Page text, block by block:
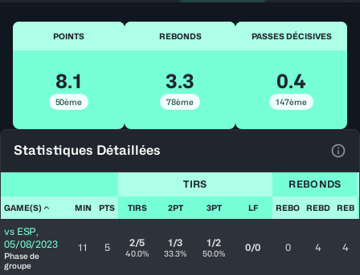
POINTS
8.1
50ème
REBONDS
3.3
78ème
PASSES DÉCISIVES
0.4
147ème
Statistiques Détaillées
TIRS REBONDS
GAME(S) MIN PTS TIRS 2PT 3PT LF REBO REBD REB
vs ESP,
05/08/2023
Phase de
groupe
11 5 2/5
40.0%
1/3
33.3%
1/2
50.0% 0/0 0 4 4